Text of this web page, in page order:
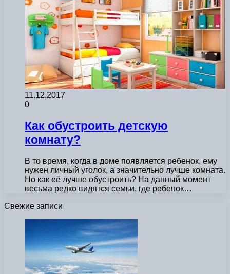
11.12.2017
0
Как обустроить детскую
комнату?
В то время, когда в доме появляется ребенок, ему
нужен личный уголок, а значительно лучше комната.
Но как её лучше обустроить? На данный момент
весьма редко видятся семьи, где ребенок…
Свежие записи